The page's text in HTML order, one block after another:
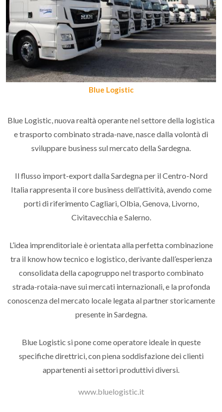
Blue Logistic
Blue Logistic, nuova realtà operante nel settore della logistica
e trasporto combinato strada-nave, nasce dalla volontà di
sviluppare business sul mercato della Sardegna.
Il flusso import-export dalla Sardegna per il Centro-Nord
Italia rappresenta il core business dell’attività, avendo come
porti di riferimento Cagliari, Olbia, Genova, Livorno,
Civitavecchia e Salerno.
L’idea imprenditoriale è orientata alla perfetta combinazione
tra il know how tecnico e logistico, derivante dall’esperienza
consolidata della capogruppo nel trasporto combinato
strada-rotaia-nave sui mercati internazionali, e la profonda
conoscenza del mercato locale legata al partner storicamente
presente in Sardegna.
Blue Logistic si pone come operatore ideale in queste
specifiche direttrici, con piena soddisfazione dei clienti
appartenenti ai settori produttivi diversi.
www.bluelogistic.it